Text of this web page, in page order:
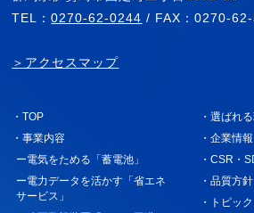
TEL：0270-62-0244 / FAX：0270-
＞アクセスマップ
・TOP
・事業内容
ー電気をためる「蓄電池」
ー電力データを活かす「省エネ
サービス」
・選ばれ
・企業情
・CSR・
・品質方
・トピッ